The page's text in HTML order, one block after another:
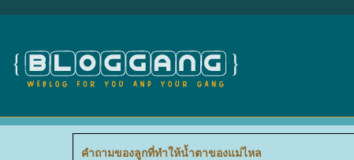
คำถามของลูกที่ทำให้น้ำตาของแม่ไหล